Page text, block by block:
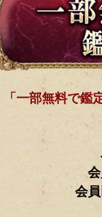
「一部無料で鑑
会